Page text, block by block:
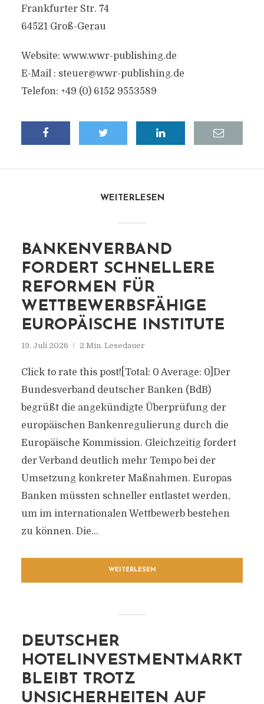
Frankfurter Str. 74
64521 Groß-Gerau
Website: www.wwr-publishing.de
E-Mail : steuer@wwr-publishing.de
Telefon: +49 (0) 6152 9553589
WEITERLESEN
BANKENVERBAND
FORDERT SCHNELLERE
REFORMEN FÜR
WETTBEWERBSFÄHIGE
EUROPÄISCHE INSTITUTE
19. Juli 2026 2 Min. Lesedauer
Click to rate this post![Total: 0 Average: 0]Der
Bundesverband deutscher Banken (BdB)
begrüßt die angekündigte Überprüfung der
europäischen Bankenregulierung durch die
Europäische Kommission. Gleichzeitig fordert
der Verband deutlich mehr Tempo bei der
Umsetzung konkreter Maßnahmen. Europas
Banken müssten schneller entlastet werden,
um im internationalen Wettbewerb bestehen
zu können. Die...
WEITERLESEN
DEUTSCHER
HOTELINVESTMENTMARKT
BLEIBT TROTZ
UNSICHERHEITEN AUF